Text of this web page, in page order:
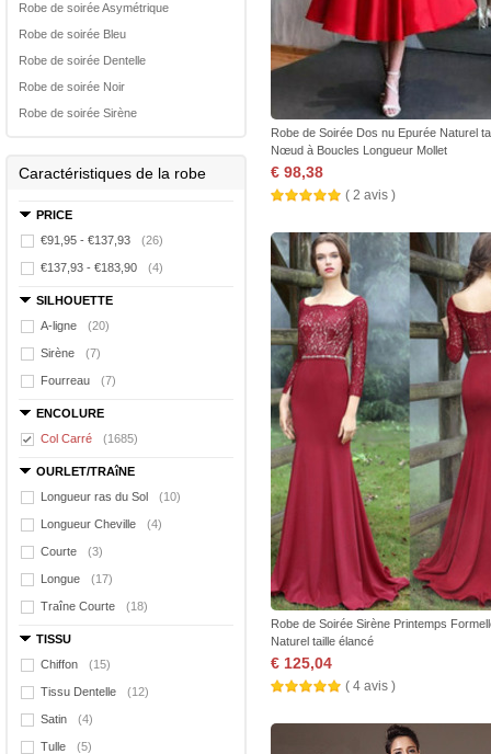
Robe de soirée Asymétrique
Robe de soirée Bleu
Robe de soirée Dentelle
Robe de soirée Noir
Robe de soirée Sirène
Caractéristiques de la robe
PRICE
€91,95 - €137,93
(26)
€137,93 - €183,90 (4)
SILHOUETTE
A-ligne
(20)
Sirène (7)
Fourreau (7)
ENCOLURE
Col Carré
(1685)
OURLET/TRAîNE
Longueur ras du Sol
(10)
Longueur Cheville (4)
Courte (3)
Longue (17)
Traîne Courte (18)
TISSU
Chiffon
(15)
Tissu Dentelle (12)
Satin (4)
Tulle (5)
Robe de Soirée Dos nu Epurée Naturel
Nœud à Boucles Longueur Mollet
€ 98,38
( 2 avis )
Robe de Soirée Sirène Printemps
Naturel taille élancé
€ 125,04
( 4 avis )